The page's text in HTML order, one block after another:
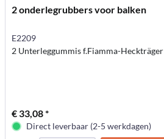
2 onderlegrubbers voor balken
E2209
2 Unterleggummis f.Fiamma-Heckträger
€ 33,08 *
Direct leverbaar (2-5 werkdagen)